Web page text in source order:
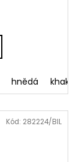
hnědá khaki
Kód: 282224/BIL